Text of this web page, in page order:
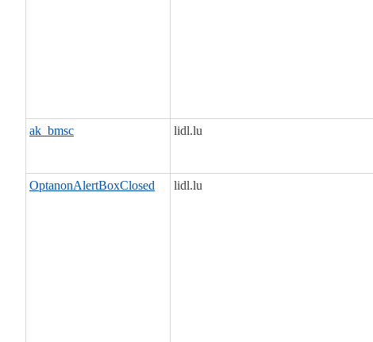
ak_bmsc lidl.lu
OptanonAlertBoxClosed lidl.lu